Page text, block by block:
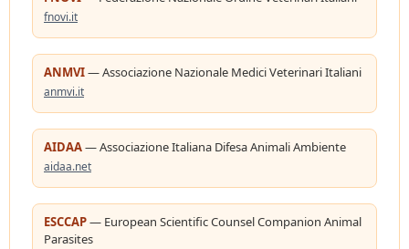
fnovi.it
ANMVI— Associazione Nazionale Medici Veterinari Italiani
anmvi.it
AIDAA— Associazione Italiana Difesa Animali Ambiente
aidaa.net
ESCCAP— European Scientific Counsel Companion Animal
Parasites